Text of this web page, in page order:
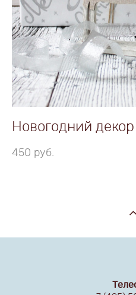
Новогодний
450 pуб.